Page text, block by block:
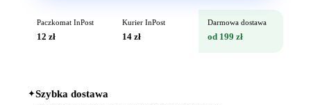
Paczkomat InPost
12 zł
Kurier InPost
14 zł
Darmowa dostawa
od 199 zł
✦Szybka dostawa